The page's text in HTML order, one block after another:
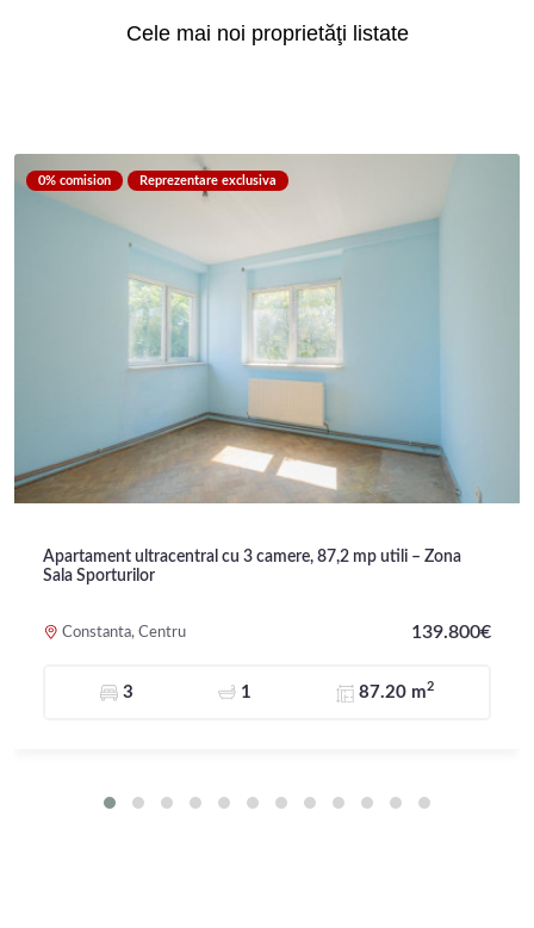
Cele mai noi proprietăţi listate
0% comision Reprezentare exclusiva
Apartament ultracentral cu 3 camere, 87,2 mp utili – Zona
Sala Sporturilor
Constanta, Centru 139.800€
3 1 87.20 m2